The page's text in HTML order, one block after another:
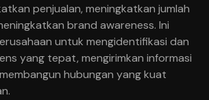
penjualan, meningkatkan jumlah
brand awareness. Ini
untuk mengidentifikasi dan
yang tepat, mengirimkan informasi
hubungan yang kuat